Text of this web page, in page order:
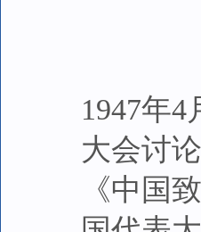
1947年
大会讨
《中国